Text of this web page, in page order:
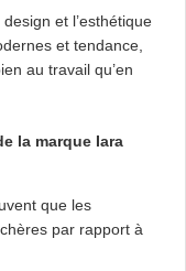
et l’esthétique
et tendance,
au travail qu’en
la marque Iara
que les
par rapport à